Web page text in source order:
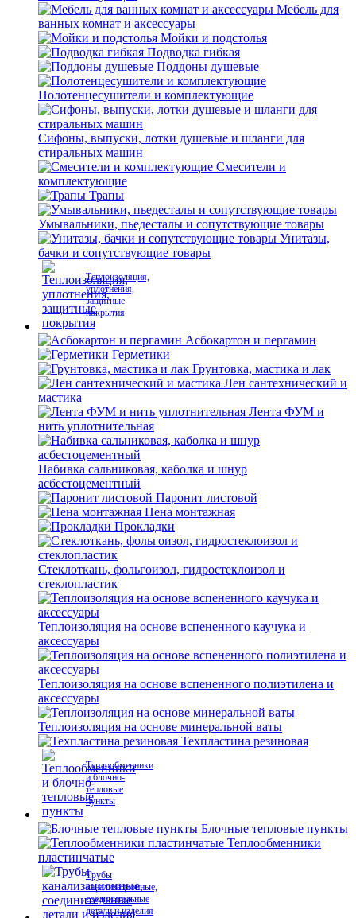
Мебель для
ванных комнат и аксессуары
Мойки и подстолья
Подводка гибкая
Поддоны душевые
Полотенцесушители и комплектующие
Сифоны, выпуски, лотки душевые и шланги для
стиральных машин
Смесители и
комплектующие
Трапы
Умывальники, пьедесталы и сопутствующие товары
Унитазы,
бачки и сопутствующие товары
Теплоизоляция,
уплотнения,
защитные
покрытия
Асбокартон и пергамин
Герметики
Грунтовка, мастика и лак
Лен сантехнический и
мастика
Лента ФУМ и
нить уплотнительная
Набивка сальниковая, каболка и шнур
асбестоцементный
Паронит листовой
Пена монтажная
Прокладки
Стеклоткань, фольгоизол, гидростеклоизол и
стеклопластик
Теплоизоляция на основе вспененного каучука и
аксессуары
Теплоизоляция на основе вспененного полиэтилена и
аксессуары
Теплоизоляция на основе минеральной ваты
Техпластина резиновая
Теплообменники
и блочно-
тепловые
пункты
Блочные тепловые пункты
Теплообменники
пластинчатые
Трубы
канализационные,
соединительные
детали и изделия